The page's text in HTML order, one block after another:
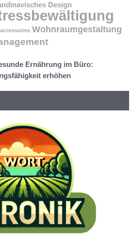
Design
Wohnraumgestaltung
Ernährung im Büro:
erhöhen